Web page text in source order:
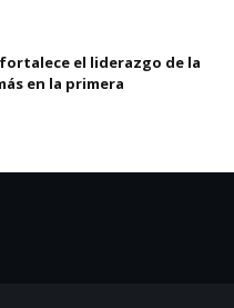
el liderazgo de la
en la primera